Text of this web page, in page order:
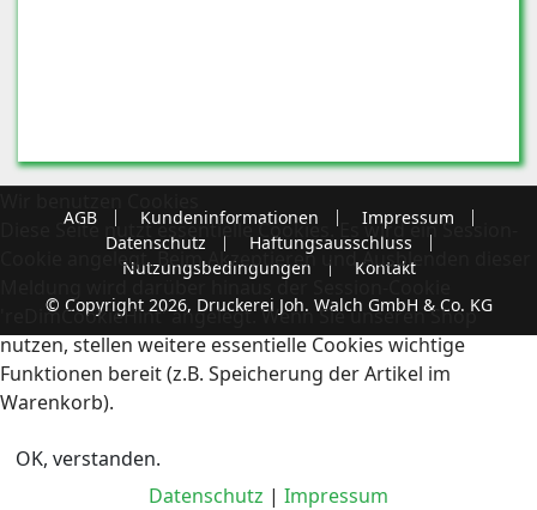
AGB Kundeninformationen
Impressum
Datenschutz
Haftungsausschluss
Nutzungsbedingungen
Kontakt
© Copyright 2026, Druckerei Joh. Walch GmbH & Co. KG
Diese Seite nutzt essentielle Cookies. Es wird ein Session-
Cookie angelegt. Beim Akzeptieren und Ausblenden dieser
Meldung wird darüber hinaus der Session-Cookie
'reDimCookieHint' angelegt. Wenn Sie unseren Shop
nutzen, stellen weitere essentielle Cookies wichtige
Funktionen bereit (z.B. Speicherung der Artikel im
Warenkorb).
OK, verstanden.
Datenschutz | Impressum